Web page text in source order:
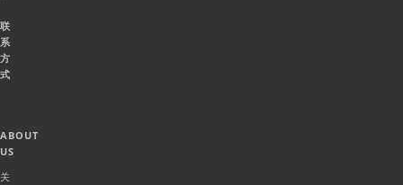
联
系
方
式
ABOUT
US
关